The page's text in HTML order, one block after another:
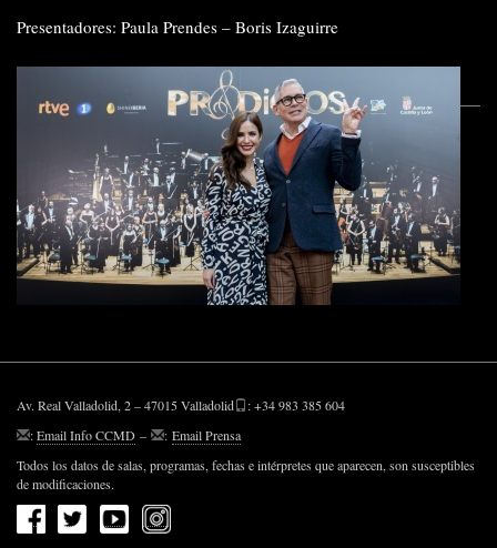
Presentadores: Paula Prendes – Boris Izaguirre
Av. Real Valladolid, 2 – 47015 Valladolid
: +34 983 385 604
:Email Info CCMD – : Email Prensa
Todos los datos de salas, programas, fechas e intérpretes que aparecen, son susceptibles
de modificaciones.